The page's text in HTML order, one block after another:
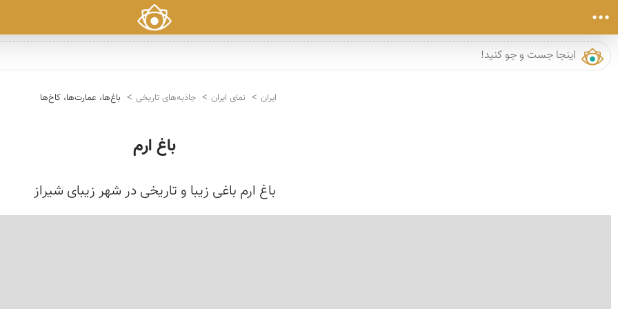
ایران نمای ایران جاذبه‌های تاریخی باغ‌ها، عمارت‌ها، کاخ‌ها
باغ ارم
باغ ارم باغی زیبا و تاریخی در شهر زیبای شیراز